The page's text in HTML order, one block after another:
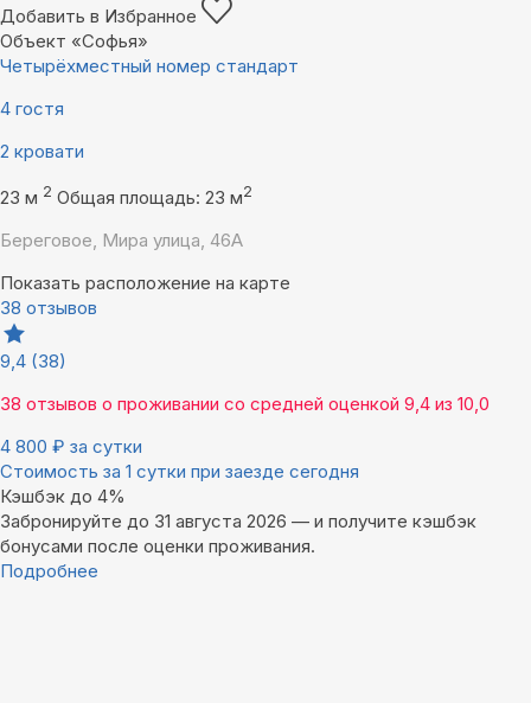
Добавить в Избранное
Объект «Софья»
Четырёхместный номер стандарт
4 гостя
2 кровати
23 м 2 Общая площадь: 23 м2
Береговое, Мира улица, 46А
Показать расположение на карте
38 отзывов
9,4 (38)
38 отзывов о проживании со средней оценкой 9,4 из 10,0
4 800 ₽ за сутки
Стоимость за 1 сутки при заезде сегодня
Кэшбэк до 4%
Забронируйте до 31 августа 2026 — и получите кэшбэк
бонусами после оценки проживания.
Подробнее